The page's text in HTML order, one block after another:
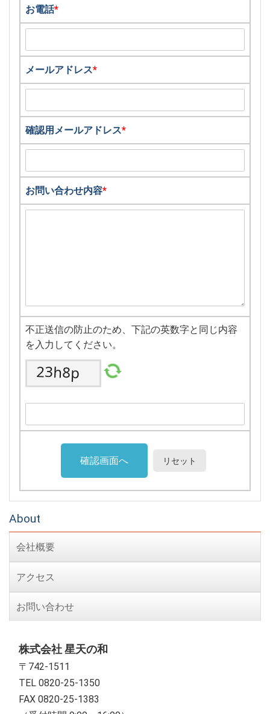
お電話*
メールアドレス*
確認用メールアドレス*
お問い合わせ内容*
不正送信の防止のため、下記の英数字と同じ内容
を入力してください。
About
会社概要
アクセス
お問い合わせ
株式会社 星天の和
〒742-1511
TEL 0820-25-1350
FAX 0820-25-1383